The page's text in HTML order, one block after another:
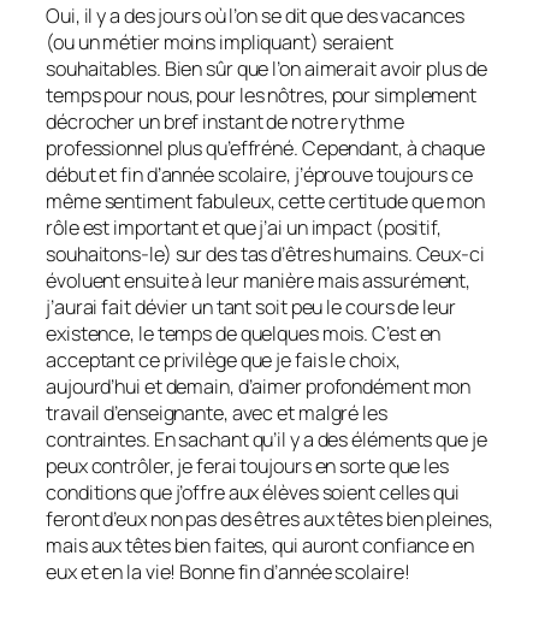
Oui, il y a des jours où l’on se dit que des vacances
(ou un métier moins impliquant) seraient
souhaitables. Bien sûr que l’on aimerait avoir plus de
temps pour nous, pour les nôtres, pour simplement
décrocher un bref instant de notre rythme
professionnel plus qu’effréné. Cependant, à chaque
début et fin d’année scolaire, j’éprouve toujours ce
même sentiment fabuleux, cette certitude que mon
rôle est important et que j’ai un impact (positif,
souhaitons-le) sur des tas d’êtres humains. Ceux-ci
évoluent ensuite à leur manière mais assurément,
j’aurai fait dévier un tant soit peu le cours de leur
existence, le temps de quelques mois. C’est en
acceptant ce privilège que je fais le choix,
aujourd’hui et demain, d’aimer profondément mon
travail d’enseignante, avec et malgré les
contraintes. En sachant qu’il y a des éléments que je
peux contrôler, je ferai toujours en sorte que les
conditions que j’offre aux élèves soient celles qui
feront d’eux non pas des êtres aux têtes bien pleines,
mais aux têtes bien faites, qui auront confiance en
eux et en la vie! Bonne fin d’année scolaire!